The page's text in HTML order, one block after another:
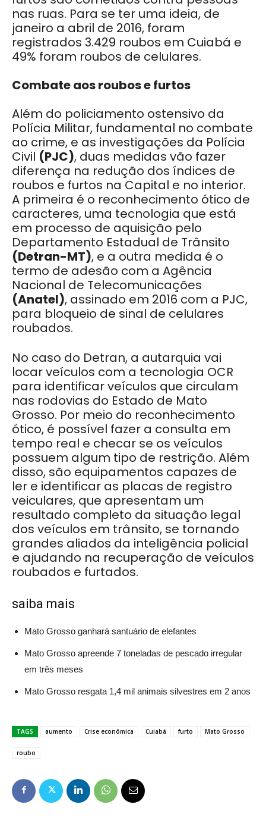
nas ruas. Para se ter uma ideia, de
janeiro a abril de 2016, foram
registrados 3.429 roubos em Cuiabá e
49% foram roubos de celulares.
Combate aos roubos e furtos
Além do policiamento ostensivo da
Polícia Militar, fundamental no combate
ao crime, e as investigações da Polícia
Civil (PJC), duas medidas vão fazer
diferença na redução dos índices de
roubos e furtos na Capital e no interior.
A primeira é o reconhecimento ótico de
caracteres, uma tecnologia que está
em processo de aquisição pelo
Departamento Estadual de Trânsito
(Detran-MT), e a outra medida é o
termo de adesão com a Agência
Nacional de Telecomunicações
(Anatel), assinado em 2016 com a PJC,
para bloqueio de sinal de celulares
roubados.
No caso do Detran, a autarquia vai
locar veículos com a tecnologia OCR
para identificar veículos que circulam
nas rodovias do Estado de Mato
Grosso. Por meio do reconhecimento
ótico, é possível fazer a consulta em
tempo real e checar se os veículos
possuem algum tipo de restrição. Além
disso, são equipamentos capazes de
ler e identificar as placas de registro
veiculares, que apresentam um
resultado completo da situação legal
dos veículos em trânsito, se tornando
grandes aliados da inteligência policial
e ajudando na recuperação de veículos
roubados e furtados.
saiba mais
Mato Grosso ganhará santuário de elefantes
Mato Grosso apreende 7 toneladas de pescado irregular
em três meses
Mato Grosso resgata 1,4 mil animais silvestres em 2 anos
TAGS aumento Crise econômica Cuiabá furto Mato Grosso
roubo